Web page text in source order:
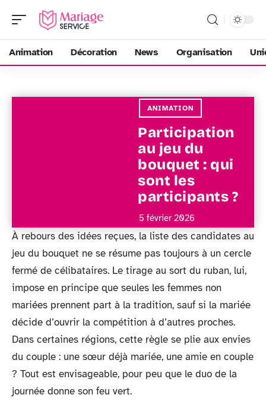
Animation Décoration News Organisation
ANIMATION
Participation
au jeu du
bouquet : qui
sont les
participants ?
5 février 2026
À rebours des idées reçues, la liste des candidates au
jeu du bouquet ne se résume pas toujours à un cercle
fermé de célibataires. Le tirage au sort du ruban, lui,
impose en principe que seules les femmes non
mariées prennent part à la tradition, sauf si la mariée
décide d’ouvrir la compétition à d’autres proches.
Dans certaines régions, cette règle se plie aux envies
du couple : une sœur déjà mariée, une amie en couple
? Tout est envisageable, pour peu que le duo de la
journée donne son feu vert.